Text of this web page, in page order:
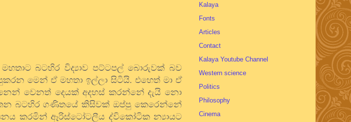
මහතාට බටහිර විද්‍යාව පට්ටපල් බොරුවක් බව
මෙන් ඒ මහතා ඉල්ලා සිටියි. එහෙත් මා ඒ
වෙනත් දෙයක් අදහස් කරන්නේ දැයි නො
බටහිර ගණිතයේ කිසිවක් ඔප්පු කෙරෙන්නේ
කරමින් ඈරිස්ටෝටලීය ද්විකෝටික න්‍යායට
Kalaya
Fonts
Articles
Contact
Kalaya Youtube Channel
Western science
Politics
Philosophy
Cinema